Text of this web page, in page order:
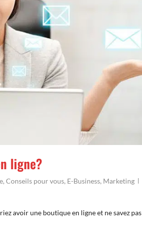
ligne?
,Conseils pour vous, E-Business, Marketing
avoir une boutique en ligne et ne savez pas